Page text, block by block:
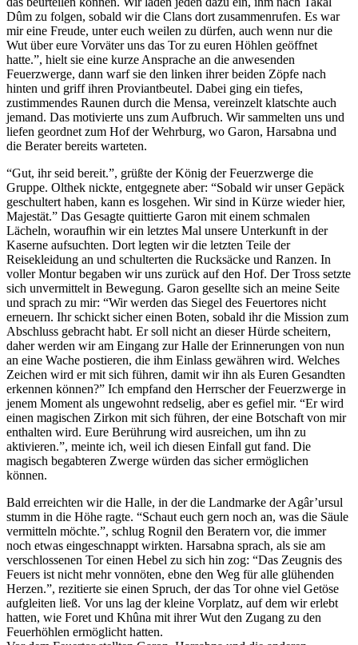
Dûm zu folgen, sobald wir die Clans dort zusammenrufen. Es war
mir eine Freude, unter euch weilen zu dürfen, auch wenn nur die
Wut über eure Vorväter uns das Tor zu euren Höhlen geöffnet
hatte.”, hielt sie eine kurze Ansprache an die anwesenden
Feuerzwerge, dann warf sie den linken ihrer beiden Zöpfe nach
hinten und griff ihren Proviantbeutel. Dabei ging ein tiefes,
zustimmendes Raunen durch die Mensa, vereinzelt klatschte auch
jemand. Das motivierte uns zum Aufbruch. Wir sammelten uns und
liefen geordnet zum Hof der Wehrburg, wo Garon, Harsabna und
die Berater bereits warteten.
“Gut, ihr seid bereit.”, grüßte der König der Feuerzwerge die
Gruppe. Olthek nickte, entgegnete aber: “Sobald wir unser Gepäck
geschultert haben, kann es losgehen. Wir sind in Kürze wieder hier,
Majestät.” Das Gesagte quittierte Garon mit einem schmalen
Lächeln, woraufhin wir ein letztes Mal unsere Unterkunft in der
Kaserne aufsuchten. Dort legten wir die letzten Teile der
Reisekleidung an und schulterten die Rucksäcke und Ranzen. In
voller Montur begaben wir uns zurück auf den Hof. Der Tross setzte
sich unvermittelt in Bewegung. Garon gesellte sich an meine Seite
und sprach zu mir: “Wir werden das Siegel des Feuertores nicht
erneuern. Ihr schickt sicher einen Boten, sobald ihr die Mission zum
Abschluss gebracht habt. Er soll nicht an dieser Hürde scheitern,
daher werden wir am Eingang zur Halle der Erinnerungen von nun
an eine Wache postieren, die ihm Einlass gewähren wird. Welches
Zeichen wird er mit sich führen, damit wir ihn als Euren Gesandten
erkennen können?” Ich empfand den Herrscher der Feuerzwerge in
jenem Moment als ungewohnt redselig, aber es gefiel mir. “Er wird
einen magischen Zirkon mit sich führen, der eine Botschaft von mir
enthalten wird. Eure Berührung wird ausreichen, um ihn zu
aktivieren.”, meinte ich, weil ich diesen Einfall gut fand. Die
magisch begabteren Zwerge würden das sicher ermöglichen
können.
Bald erreichten wir die Halle, in der die Landmarke der Agâr’ursul
stumm in die Höhe ragte. “Schaut euch gern noch an, was die Säule
vermitteln möchte.”, schlug Rognil den Beratern vor, die immer
noch etwas eingeschnappt wirkten. Harsabna sprach, als sie am
verschlossenen Tor einen Hebel zu sich hin zog: “Das Zeugnis des
Feuers ist nicht mehr vonnöten, ebne den Weg für alle glühenden
Herzen.”, rezitierte sie einen Spruch, der das Tor ohne viel Getöse
aufgleiten ließ. Vor uns lag der kleine Vorplatz, auf dem wir erlebt
hatten, wie Foret und Khûna mit ihrer Wut den Zugang zu den
Feuerhöhlen ermöglicht hatten.